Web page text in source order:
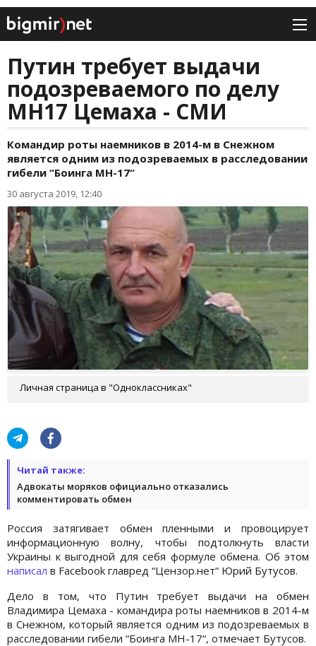
Путин требует выдачи
подозреваемого по делу
МН17 Цемаха - СМИ
Командир роты наемников в 2014-м в Снежном
является одним из подозреваемых в расследовании
гибели “Боинга МН-17“
30 августа 2019, 12:40
Личная страница в "Одноклассниках"
Читай также:
Адвокаты моряков официально отказались
комментировать обмен
Россия затягивает обмен пленными и провоцирует
информационную волну, чтобы подтолкнуть власти
Украины к выгодной для себя формуле обмена. Об этом
написал в Facebook главред “Цензор.нет“ Юрий Бутусов.
Дело в том, что Путин требует выдачи на обмен
Владимира Цемаха - командира роты наемников в 2014-м
в Снежном, который является одним из подозреваемых в
расследовании гибели “Боинга МН-17“, отмечает Бутусов.